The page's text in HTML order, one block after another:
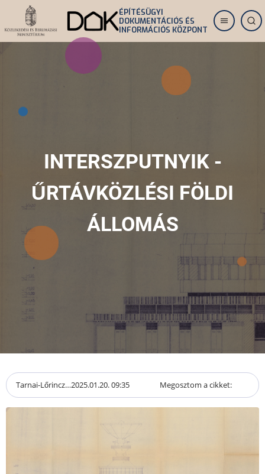
Ugrás
tartalomra
ÉPÍTÉSÜGYI
DOKUMENTÁCIÓS ÉS
INFORMÁCIÓS KÖZPONT
INTERSZPUTNYIK -
ŰRTÁVKÖZLÉSI FÖLDI
ÁLLOMÁS
Tarnai-Lőrincz…2025.01.20. 09:35 Megosztom a cikket: